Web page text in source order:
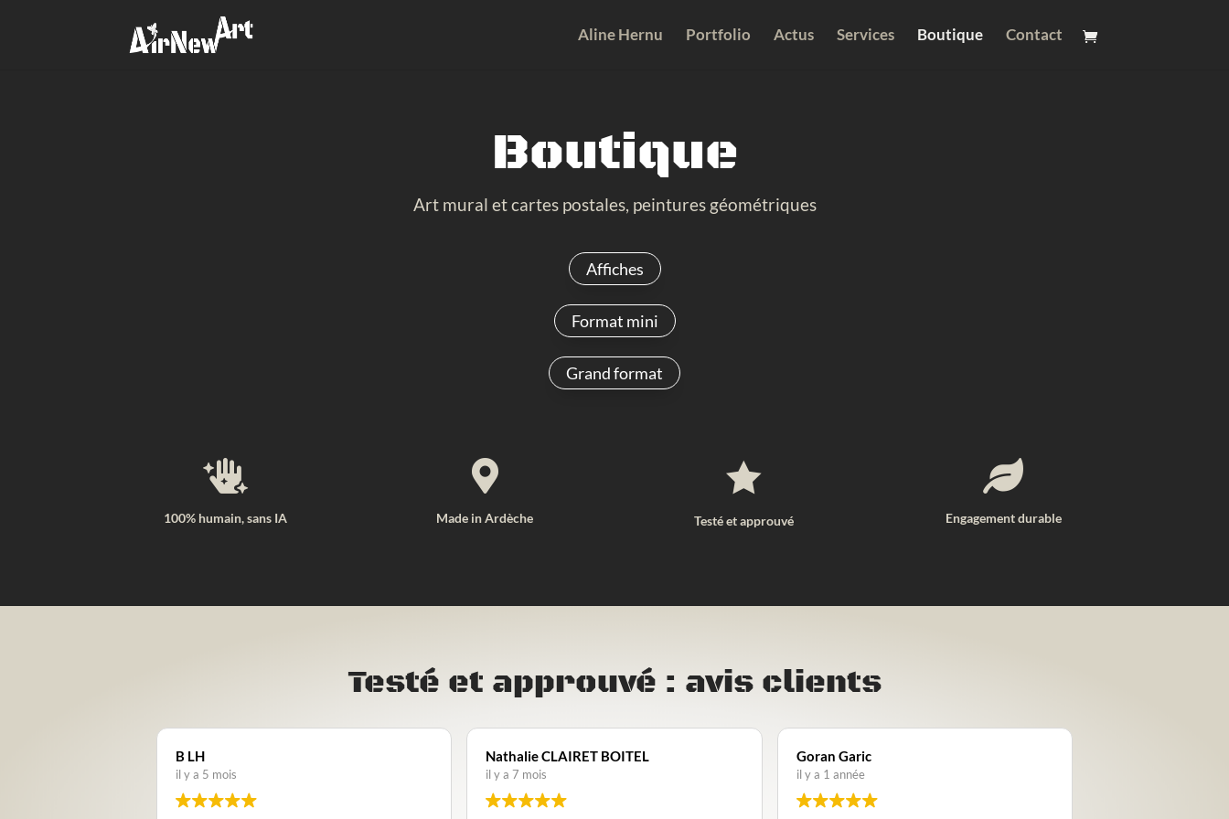
Aline Hernu Portfolio Actus Services Boutique Contact
Boutique
Art mural et cartes postales, peintures géométriques
Affiches
Format mini
Grand format

100% humain, sans IA

Made in Ardèche

Testé et approuvé

Engagement durable
Testé et approuvé : avis clients
il y a 5 mois
Nathalie CLAIRET BOITEL
il y a 7 mois
Goran Garic
il y a 1 année